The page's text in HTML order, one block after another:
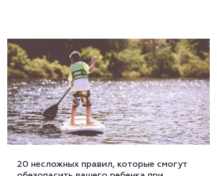
20 несложных правил, которые смогут